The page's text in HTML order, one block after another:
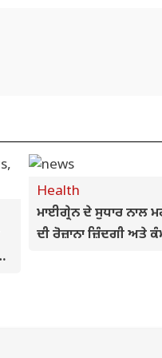
Health
ਮਾਈਗ੍ਰੇਨ ਦੇ ਸੁਧਾਰ ਨਾਲ
ਦੀ ਰੋਜ਼ਾਨਾ ਜ਼ਿੰਦਗੀ ਅਤੇ